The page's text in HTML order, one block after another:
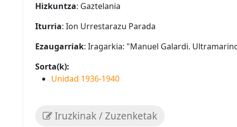
Hizkuntza: Gaztelania
Iturria: Ion Urrestarazu Parada
Ezaugarriak: Iragarkia: "Manuel Galardi.
Sorta(k):
Unidad 1936-1940
Iruzkinak / Zuzenketak